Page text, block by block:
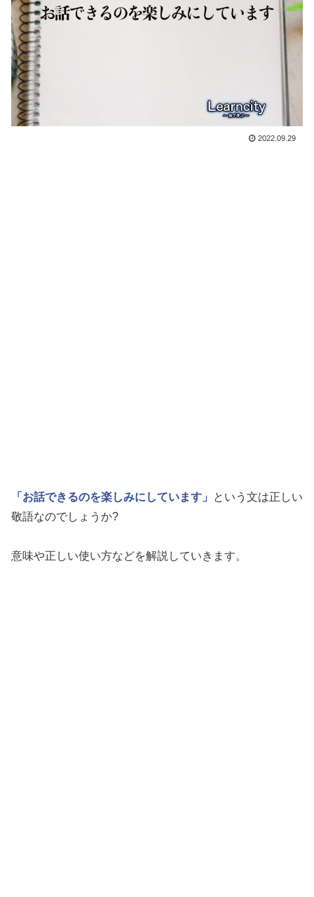
2022.09.29
「お話できるのを楽しみにしています」
という文は正しい
敬語なのでしょうか?
意味や正しい使い方などを解説していきます。